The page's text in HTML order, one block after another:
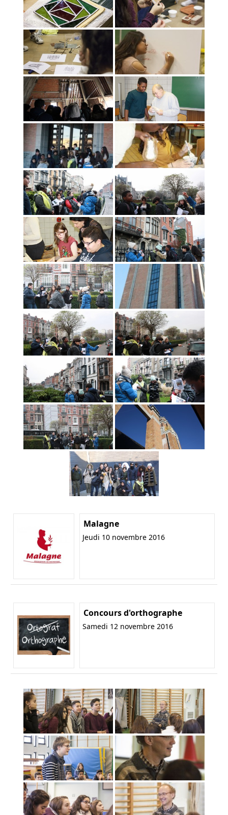
Malagne
Jeudi 10 novembre 2016
Concours d'orthographe
Samedi 12 novembre 2016